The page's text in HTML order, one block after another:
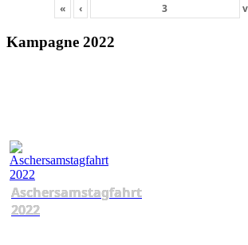
« ‹
Kampagne 2022
Aschersamstagfahrt
2022